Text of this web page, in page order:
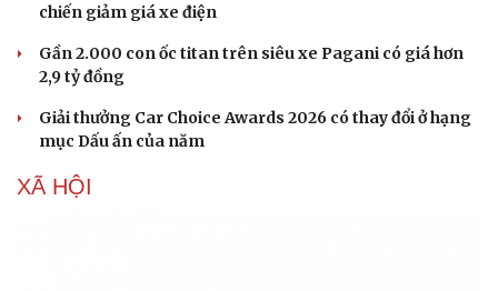
chiến giảm giá xe điện
Gần 2.000 con ốc titan trên siêu xe Pagani có giá hơn
2,9 tỷ đồng
Giải thưởng Car Choice Awards 2026 có thay đổi ở hạng
mục Dấu ấn của năm
XÃ HỘI